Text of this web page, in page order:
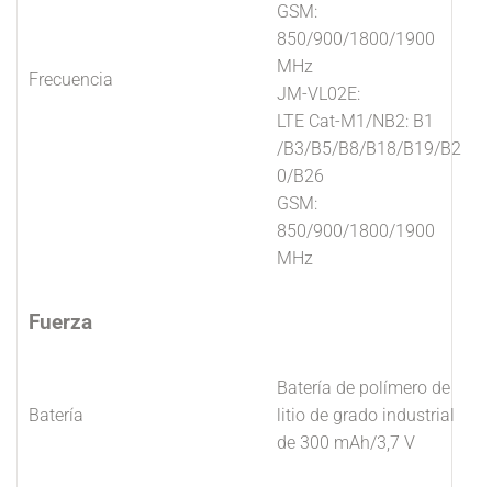
Frecuencia
GSM:
850/900/1800/1900
MHz
JM-VL02E:
LTE Cat-M1/NB2: B1
/B3/B5/B8/B18/B19/B2
0/B26
GSM:
850/900/1800/1900
MHz
Fuerza
Batería
Batería de polímero de
litio de grado industrial
de 300 mAh/3,7 V